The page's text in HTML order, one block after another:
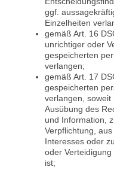
ggf.
Einzelheiten
gemäß Art. 16
unrichtiger oder
gespeicherten
verlangen;
gemäß Art. 17
gespeicherten
verlangen, soweit
Ausübung des
und Information,
Verpflichtung,
Interesses oder
oder
ist;